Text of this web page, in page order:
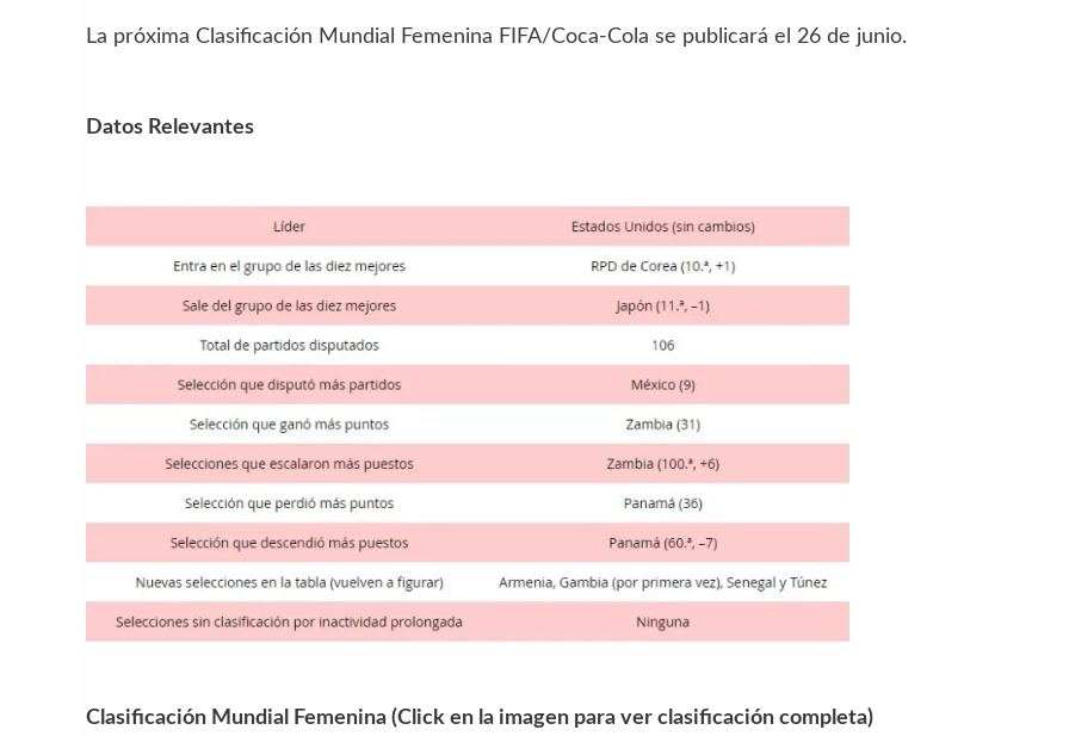
La próxima Clasificación Mundial Femenina FIFA/Coca-Cola se publicará el 26 de junio.
Datos Relevantes
Clasificación Mundial Femenina (Click en la imagen para ver clasificación completa)